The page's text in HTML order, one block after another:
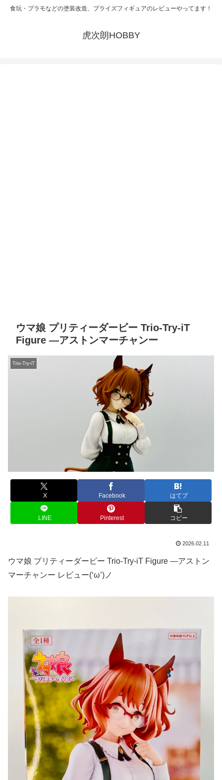
食玩・プラモなどの塗装改造、プライズフィギュアのレビューやってます！
虎次朗HOBBY
ウマ娘 プリティーダービー Trio-Try-iT
Figure ―アストンマーチャンー
Trio-Try-iT
X Facebook はてブ
LINE Pinterest コピー
2026.02.11
ウマ娘 プリティーダービー Trio-Try-iT Figure ―アストン
マーチャンー レビュー(‘ω’)ノ